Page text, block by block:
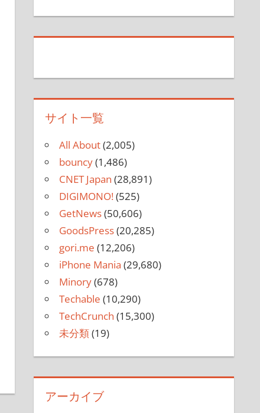
サイト一覧
All About(2,005)
bouncy(1,486)
CNET Japan (28,891)
DIGIMONO!(525)
GetNews(50,606)
GoodsPress(20,285)
gori.me (12,206)
iPhone Mania (29,680)
Minory(678)
Techable (10,290)
TechCrunch (15,300)
未分類(19)
アーカイブ